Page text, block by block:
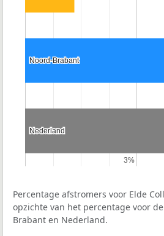
3%
3%
Noord-Brabant
Noord-Brabant
Nederland
Nederland
Percentage afstromers voor Elde
opzichte van het percentage voor
Brabant en Nederland.